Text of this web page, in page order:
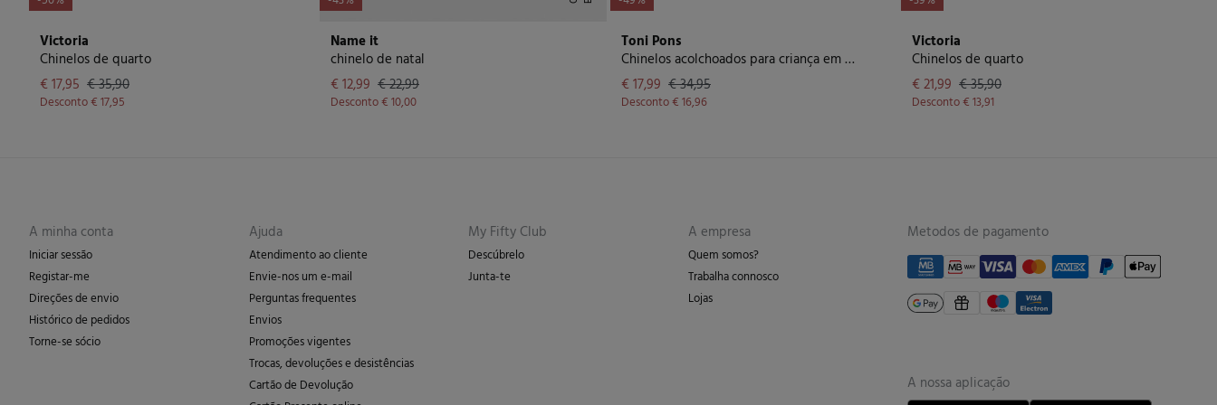
Victoria
Chinelos de quarto
€ 17,95 € 35,90
Desconto€ 17,95
Name it
chinelo de natal
€ 12,99 € 22,99
Desconto€ 10,00
Toni Pons
Chinelos acolchoados para criança em azul-marinho
€ 17,99 € 34,95
Desconto€ 16,96
Victoria
Chinelos de quarto
€ 21,99 € 35,90
Desconto€ 13,91
A minha conta
Iniciar sessão
Registar-me
Direções de envio
Histórico de pedidos
Torne-se sócio
Ajuda
Atendimento ao cliente
Envie-nos um e-mail
Perguntas frequentes
Envios
Promoções vigentes
Trocas, devoluções e desistências
Cartão de Devolução
My Fifty Club
Descúbrelo
Junta-te
A empresa
Quem somos?
Trabalha connosco
Lojas
Metodos de pagamento
A nossa aplicação